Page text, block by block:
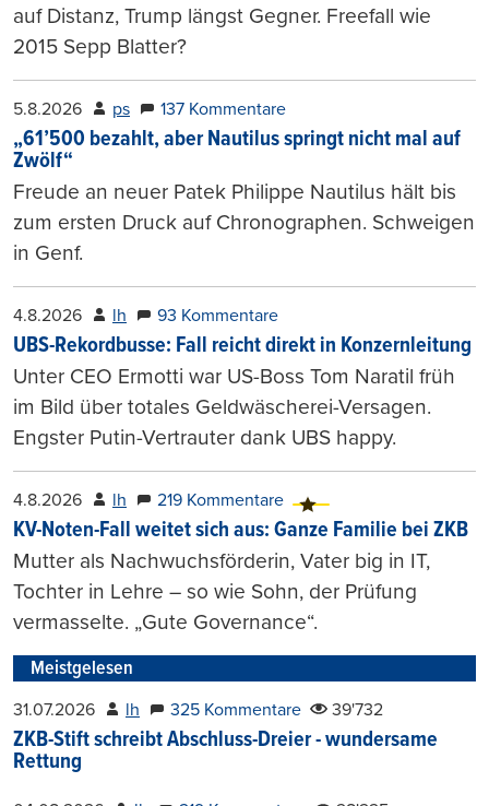
auf Distanz, Trump längst Gegner. Freefall wie
2015 Sepp Blatter?
5.8.2026 ps 137 Kommentare
„61’500 bezahlt, aber Nautilus springt nicht mal auf
Zwölf“
Freude an neuer Patek Philippe Nautilus hält bis
zum ersten Druck auf Chronographen. Schweigen
in Genf.
4.8.2026 lh 93 Kommentare
UBS-Rekordbusse: Fall reicht direkt in Konzernleitung
Unter CEO Ermotti war US-Boss Tom Naratil früh
im Bild über totales Geldwäscherei-Versagen.
Engster Putin-Vertrauter dank UBS happy.
4.8.2026 lh 219 Kommentare
KV-Noten-Fall weitet sich aus: Ganze Familie bei ZKB
Mutter als Nachwuchsförderin, Vater big in IT,
Tochter in Lehre – so wie Sohn, der Prüfung
vermasselte. „Gute Governance“.
Meistgelesen
31.07.2026 lh 325 Kommentare 39'732
ZKB-Stift schreibt Abschluss-Dreier - wundersame
Rettung